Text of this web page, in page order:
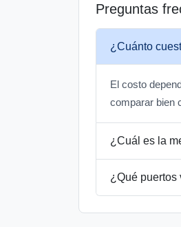
Preguntas
¿Cuánto
El costo
comparar bien
¿Cuál es la
¿Qué puertos